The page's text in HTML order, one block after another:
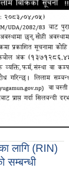
लागि (RIN)
सम्बन्धी